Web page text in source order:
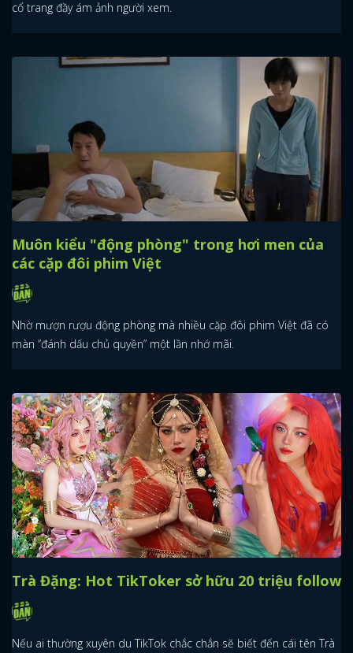
cổ trang đầy ám ảnh người xem.
Muôn kiểu "động phòng" trong hơi men của
các cặp đôi phim Việt
Nhờ mượn rượu động phòng mà nhiều cặp đôi phim Việt đã có
màn “đánh dấu chủ quyền” một lần nhớ mãi.
Trà Đặng: Hot TikToker sở hữu 20 triệu follow
Nếu ai thường xuyên du TikTok chắc chắn sẽ biết đến cái tên Trà